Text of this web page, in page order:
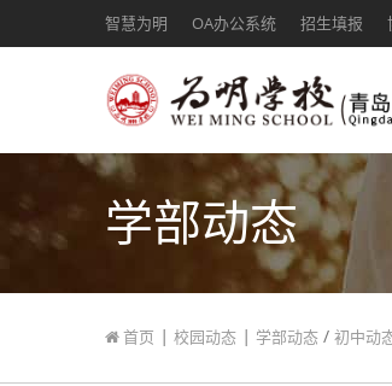
智慧为明 OA办公系统 招生填报
学部动态
首页 | 校园动态 | 学部动态 / 初中动